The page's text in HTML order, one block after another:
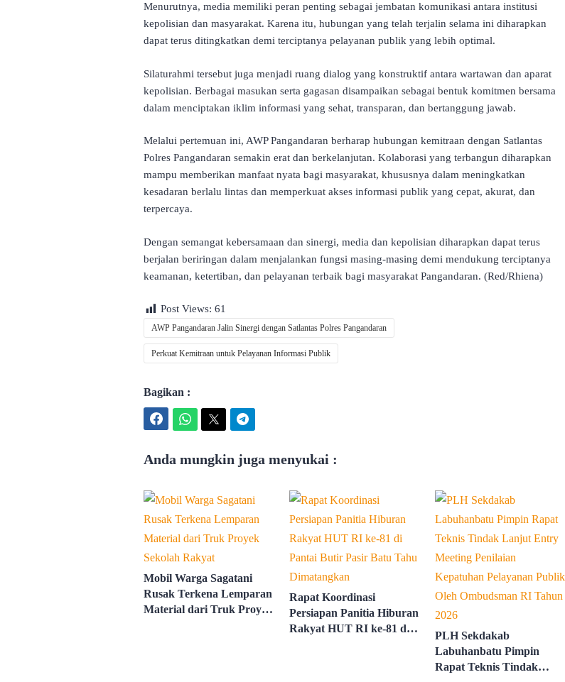
Menurutnya, media memiliki peran penting sebagai jembatan komunikasi antara institusi
kepolisian dan masyarakat. Karena itu, hubungan yang telah terjalin selama ini diharapkan
dapat terus ditingkatkan demi terciptanya pelayanan publik yang lebih optimal.
Silaturahmi tersebut juga menjadi ruang dialog yang konstruktif antara wartawan dan aparat
kepolisian. Berbagai masukan serta gagasan disampaikan sebagai bentuk komitmen bersama
dalam menciptakan iklim informasi yang sehat, transparan, dan bertanggung jawab.
Melalui pertemuan ini, AWP Pangandaran berharap hubungan kemitraan dengan Satlantas
Polres Pangandaran semakin erat dan berkelanjutan. Kolaborasi yang terbangun diharapkan
mampu memberikan manfaat nyata bagi masyarakat, khususnya dalam meningkatkan
kesadaran berlalu lintas dan memperkuat akses informasi publik yang cepat, akurat, dan
terpercaya.
Dengan semangat kebersamaan dan sinergi, media dan kepolisian diharapkan dapat terus
berjalan beriringan dalam menjalankan fungsi masing-masing demi mendukung terciptanya
keamanan, ketertiban, dan pelayanan terbaik bagi masyarakat Pangandaran. (Red/Rhiena)
Post Views: 61
AWP Pangandaran Jalin Sinergi dengan Satlantas Polres Pangandaran
Perkuat Kemitraan untuk Pelayanan Informasi Publik
Bagikan :
Anda mungkin juga menyukai :
Mobil Warga Sagatani
Rusak Terkena Lemparan
Material dari Truk Proyek
Rapat Koordinasi
Persiapan Panitia Hiburan
Rakyat HUT RI ke-81 di
PLH Sekdakab
Labuhanbatu Pimpin
Rapat Teknis Tindak